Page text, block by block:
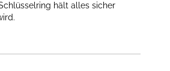
hält alles sicher